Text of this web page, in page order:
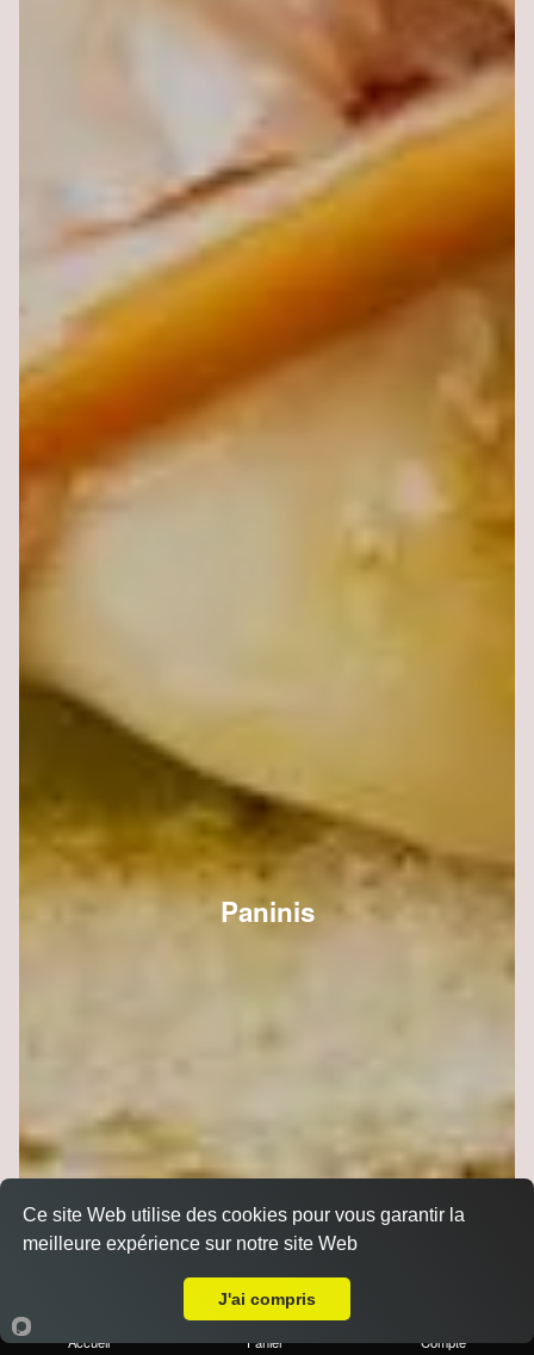
Paninis
Accueil Panier Compte
Ce site Web utilise des cookies pour vous garantir la
meilleure expérience sur notre site Web
J'ai compris